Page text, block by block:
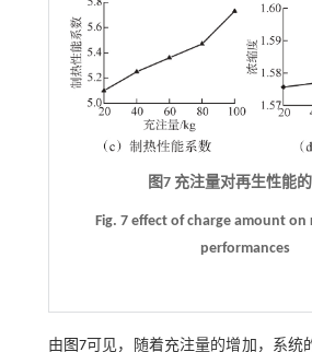
图7 充注量对再生性能
Fig. 7 effect of charge amount
performances
由 图7可见，随着充注量的增加，系统